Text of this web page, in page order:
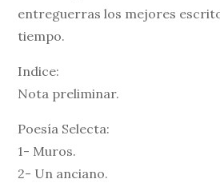
entreguerras los mejores
tiempo.
Indice:
Nota preliminar.
Poesía Selecta:
1- Muros.
2- Un anciano.